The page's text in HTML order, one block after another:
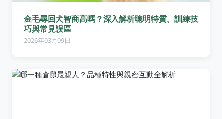
金毛尋回犬智商高嗎？深入解析聰明特質、訓練技
巧與常見誤區
2026年03月09日